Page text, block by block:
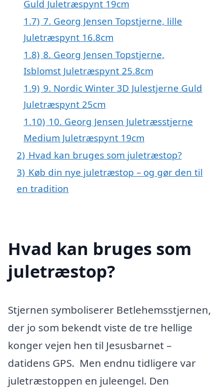
Guld Juletræspynt 19cm
1.7) 7. Georg Jensen Topstjerne, lille
Juletræspynt 16.8cm
1.8) 8. Georg Jensen Topstjerne,
Isblomst Juletræspynt 25.8cm
1.9) 9. Nordic Winter 3D Julestjerne Guld
Juletræspynt 25cm
1.10) 10. Georg Jensen Juletræsstjerne
Medium Juletræspynt 19cm
2) Hvad kan bruges som juletræstop?
3) Køb din nye juletræstop – og gør den til
en tradition
Hvad kan bruges som
juletræstop?
Stjernen symboliserer Betlehemsstjernen,
der jo som bekendt viste de tre hellige
konger vejen hen til Jesusbarnet –
datidens GPS. Men endnu tidligere var
juletræstoppen en juleengel. Den